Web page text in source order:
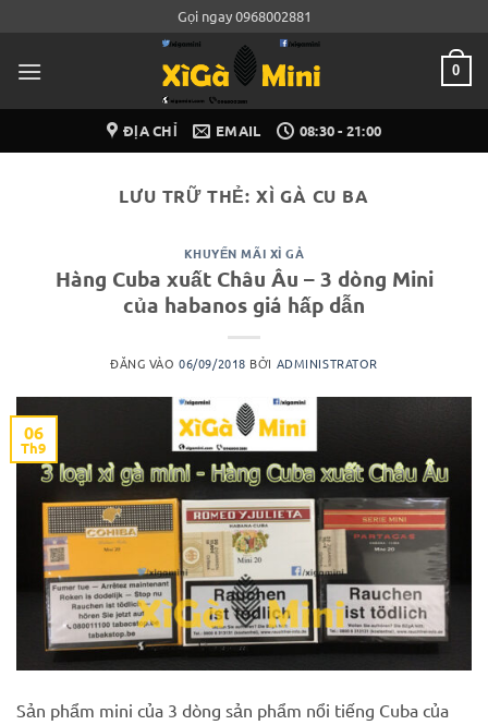
nội
Gọi ngay 0968002881
0
ĐỊA CHỈ EMAIL 08:30 - 21:00
LƯU TRỮ THẺ: XÌ GÀ CU BA
KHUYẾN MÃI XÌ GÀ
Hàng Cuba xuất Châu Âu – 3 dòng Mini
của habanos giá hấp dẫn
ĐĂNG VÀO06/09/2018 BỞI ADMINISTRATOR
06
Th9
Sản phẩm mini của 3 dòng sản phẩm nổi tiếng Cuba của